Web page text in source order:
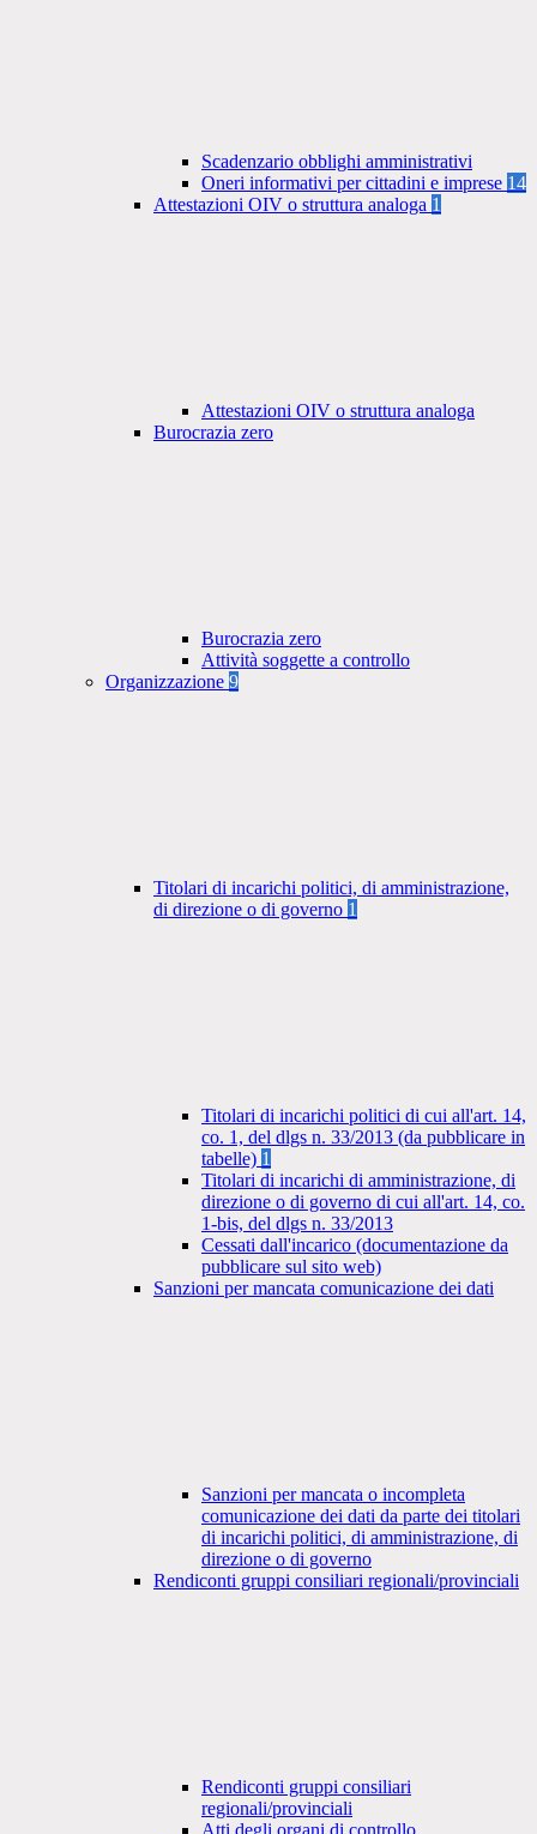
Scadenzario obblighi amministrativi
Oneri informativi per cittadini e imprese 14
Attestazioni OIV o struttura analoga 1
Attestazioni OIV o struttura analoga
Burocrazia zero
Burocrazia zero
Attività soggette a controllo
Organizzazione 9
Titolari di incarichi politici, di amministrazione,
di direzione o di governo 1
Titolari di incarichi politici di cui all'art. 14,
co. 1, del dlgs n. 33/2013 (da pubblicare in
tabelle) 1
Titolari di incarichi di amministrazione, di
direzione o di governo di cui all'art. 14, co.
1-bis, del dlgs n. 33/2013
Cessati dall'incarico (documentazione da
pubblicare sul sito web)
Sanzioni per mancata comunicazione dei dati
Sanzioni per mancata o incompleta
comunicazione dei dati da parte dei titolari
di incarichi politici, di amministrazione, di
direzione o di governo
Rendiconti gruppi consiliari regionali/provinciali
Rendiconti gruppi consiliari
regionali/provinciali